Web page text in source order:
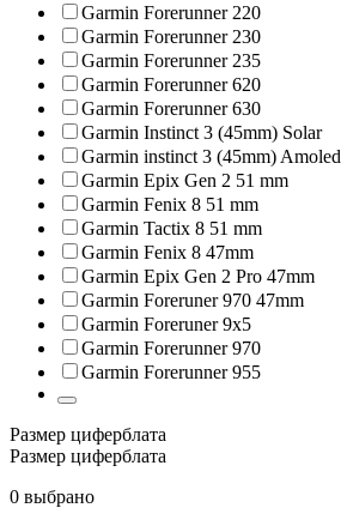
Garmin Forerunner 220
Garmin Forerunner 230
Garmin Forerunner 235
Garmin Forerunner 620
Garmin Forerunner 630
Garmin Instinct 3 (45mm) Solar
Garmin instinct 3 (45mm) Amoled
Garmin Epix Gen 2 51 mm
Garmin Fenix 8 51 mm
Garmin Tactix 8 51 mm
Garmin Fenix 8 47mm
Garmin Epix Gen 2 Pro 47mm
Garmin Foreruner 970 47mm
Garmin Foreruner 9x5
Garmin Forerunner 970
Garmin Forerunner 955
Размер циферблата
Размер циферблата
0 выбрано